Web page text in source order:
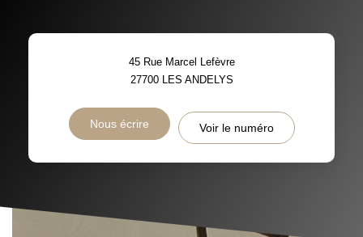
45 Rue Marcel Lefèvre
27700 LES ANDELYS
Nous écrire Voir le numéro